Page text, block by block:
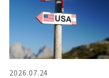
2026.07.24